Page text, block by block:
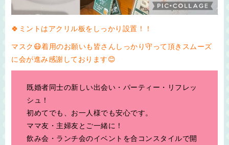
🍀ミントはアクリル板をしっかり設置！！
マスク😷着用のお願いも皆さんしっかり守って頂きスムーズ
に会が進み感謝しております😊
既婚者同士の新しい出会い・パーティー・リフレッ
シュ！
初めてでも、お一人様でも安心です。
ママ友・主婦友とご一緒に！
飲み会・ランチ会のイベントを合コンスタイルで開